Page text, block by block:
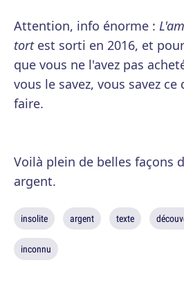
Attention, info énorme :
tortest sorti en 2016, et
que vous ne l'avez pas
vous le savez, vous savez
faire.
Voilà plein de belles façons
argent.
insolite argent texte
inconnu